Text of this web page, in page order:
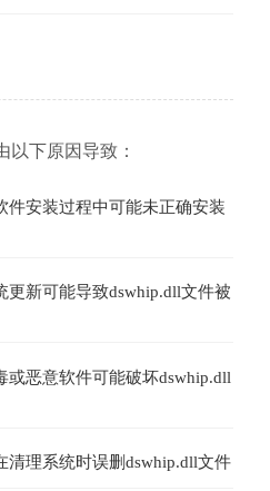
以下原因导致：
件安装过程中可能未正确安装
更新可能导致dswhip.dll文件被
或恶意软件可能破坏dswhip.dll
清理系统时误删dswhip.dll文件